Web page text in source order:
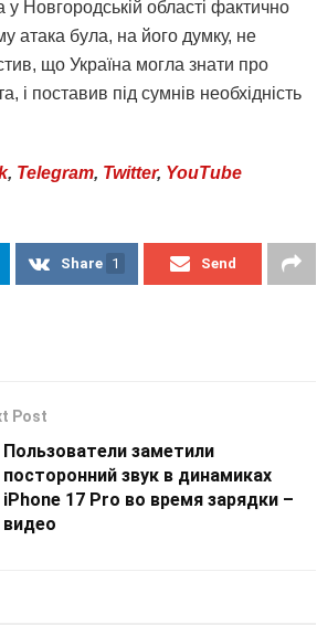
Новгородській області фактично
атака була, на його думку, не
що Україна могла знати про
і поставив під сумнів необхідність
, Telegram, Twitter, YouTube
Share 1 Send
Post
Пользователи заметили
посторонний звук в динамиках
iPhone 17 Pro во время зарядки –
видео